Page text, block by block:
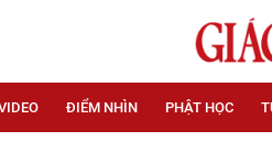
ĐIỂM NHÌN PHẬT HỌC